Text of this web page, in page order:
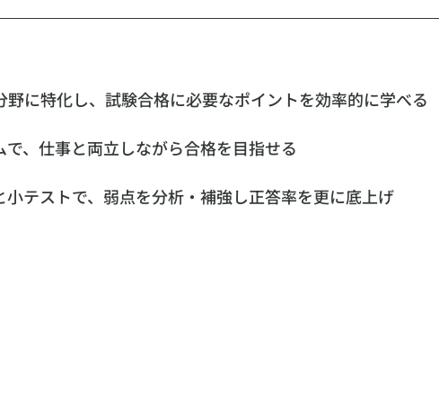
に特化し、試験合格に必要なポイントを効率的に学べる
、仕事と両立しながら合格を目指せる
テストで、 弱点を分析・補強し正答率を更に底上げ